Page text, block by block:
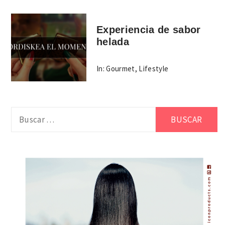
Experiencia de sabor
helada
In: Gourmet, Lifestyle